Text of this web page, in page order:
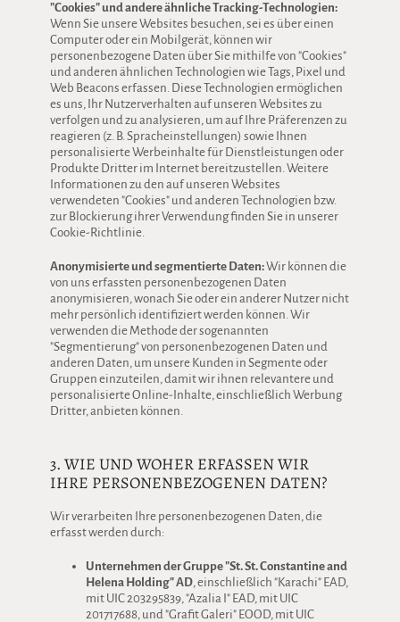
"Cookies" und andere ähnliche Tracking-Technologien:
Wenn Sie unsere Websites besuchen, sei es über einen
Computer oder ein Mobilgerät, können wir
personenbezogene Daten über Sie mithilfe von "Cookies"
und anderen ähnlichen Technologien wie Tags, Pixel und
Web Beacons erfassen. Diese Technologien ermöglichen
es uns, Ihr Nutzerverhalten auf unseren Websites zu
verfolgen und zu analysieren, um auf Ihre Präferenzen zu
reagieren (z. B. Spracheinstellungen) sowie Ihnen
personalisierte Werbeinhalte für Dienstleistungen oder
Produkte Dritter im Internet bereitzustellen. Weitere
Informationen zu den auf unseren Websites
verwendeten "Cookies" und anderen Technologien bzw.
zur Blockierung ihrer Verwendung finden Sie in unserer
Cookie-Richtlinie.
Anonymisierte und segmentierte Daten:Wir können die
von uns erfassten personenbezogenen Daten
anonymisieren, wonach Sie oder ein anderer Nutzer nicht
mehr persönlich identifiziert werden können. Wir
verwenden die Methode der sogenannten
"Segmentierung" von personenbezogenen Daten und
anderen Daten, um unsere Kunden in Segmente oder
Gruppen einzuteilen, damit wir ihnen relevantere und
personalisierte Online-Inhalte, einschließlich Werbung
Dritter, anbieten können.
3. WIE UND WOHER ERFASSEN WIR
IHRE PERSONENBEZOGENEN DATEN?
Wir verarbeiten Ihre personenbezogenen Daten, die
erfasst werden durch:
Unternehmen der Gruppe "St. St. Constantine and
Helena Holding" AD, einschließlich "Karachi" EAD,
mit UIC 203295839, "Azalia I" EAD, mit UIC
201717688, und "Grafit Galeri" EOOD, mit UIC